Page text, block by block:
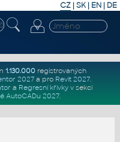
CZ | SK| EN | DE
1.130.000registrovaných
2027a pro Revit 2027.
a Regresní křivkyv sekci
AutoCADu 2027.